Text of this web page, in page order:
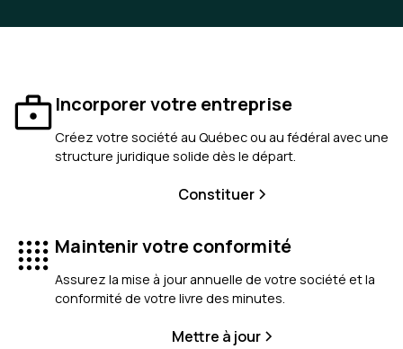
Incorporer votre entreprise
Créez votre société au Québec ou au fédéral avec une
structure juridique solide dès le départ.
Constituer
Maintenir votre conformité
Assurez la mise à jour annuelle de votre société et la
conformité de votre livre des minutes.
Mettre à jour